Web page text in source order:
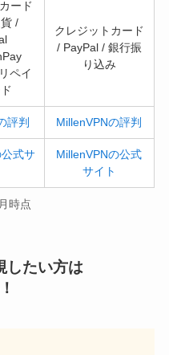
ード
/
ペイ
クレジットカード
/ PayPal / 銀行振
り込み
評判 MillenVPNの評判
式サ
MillenVPNの公式
サイト
時点
したい方は